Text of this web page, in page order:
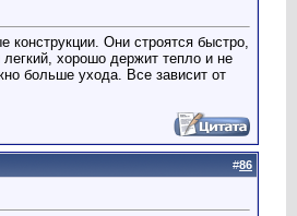
Они строятся быстро,
хорошо держит тепло и не
больше ухода. Все зависит от
#86